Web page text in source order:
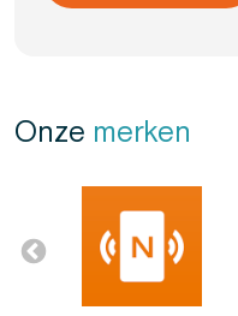
Onze merken